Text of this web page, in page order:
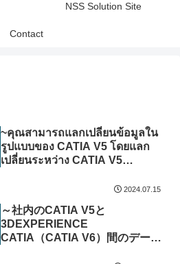
NSS Solution Site
Contact
~คุณสามารถแลกเปลี่ยนข้อมูลใน
รูปแบบของ CATIA V5 โดยแลก
เปลี่ยนระหว่าง CATIA V5
2024.07.15
～社内のCATIA V5と
3DEXPERIENCE
CATIA（CATIA V6）間のデータ